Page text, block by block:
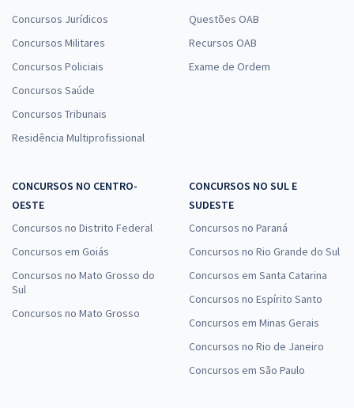
Concursos Jurídicos
Concursos Militares
Concursos Policiais
Concursos Saúde
Concursos Tribunais
Residência Multiprofissional
Questões OAB
Recursos OAB
Exame de Ordem
CONCURSOS NO CENTRO-
OESTE
Concursos no Distrito Federal
Concursos em Goiás
Concursos no Mato Grosso do
Sul
Concursos no Mato Grosso
CONCURSOS NO SUL E
SUDESTE
Concursos no Paraná
Concursos no Rio Grande do Sul
Concursos em Santa Catarina
Concursos no Espírito Santo
Concursos em Minas Gerais
Concursos no Rio de Janeiro
Concursos em São Paulo